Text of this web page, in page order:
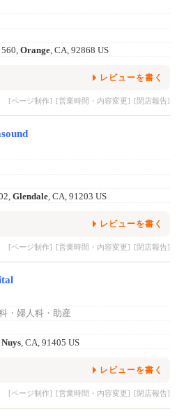
560, Orange, CA, 92868 US
レビューを書く
[ページ制作] [営業時間・内容変更] [閉店報告]
Glendale, CA, 91203 US
レビューを書く
[ページ制作] [営業時間・内容変更] [閉店報告]
・婦人科・助産
, CA, 91405 US
レビューを書く
[ページ制作] [営業時間・内容変更] [閉店報告]